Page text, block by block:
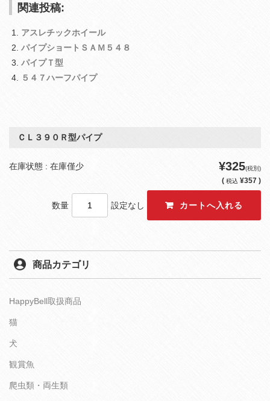
関連投稿:
アスレチックホイール
パイプショートＳＡＭ５４８
パイプＴ型
５４７ハーフパイプ
ＣＬ３９０Ｒ型パイプ
在庫状態 : 在庫僅少 ¥325(税別)
( 税込 ¥357 )
数量 設定なし
商品カテゴリ
HappyBell取扱商品
猫
犬
観賞魚
爬虫類・両生類